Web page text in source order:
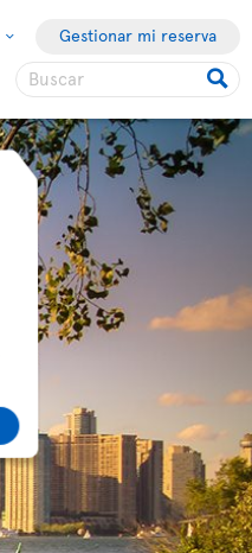
Gestionar mi reserva